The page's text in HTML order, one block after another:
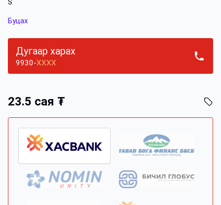
S
Буцах
Дугаар харах
9930-XXXX
23.5 сая ₮